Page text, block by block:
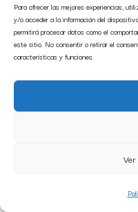
Para ofrecer las mejores experiencias,
y/o acceder a la información del
permitirá procesar datos como el
este sitio. No consentir o retirar el
características y funciones.